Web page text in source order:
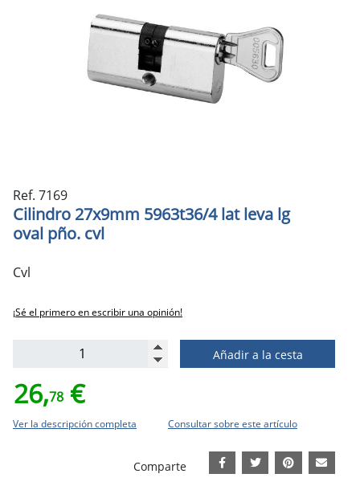
Ref. 7169
Cilindro 27x9mm 5963t36/4 lat leva lg
oval pño. cvl
Cvl
¡Sé el primero en escribir una opinión!
Añadir a la cesta
26,78 €
Ver la descripción completa Consultar sobre este artículo
Comparte